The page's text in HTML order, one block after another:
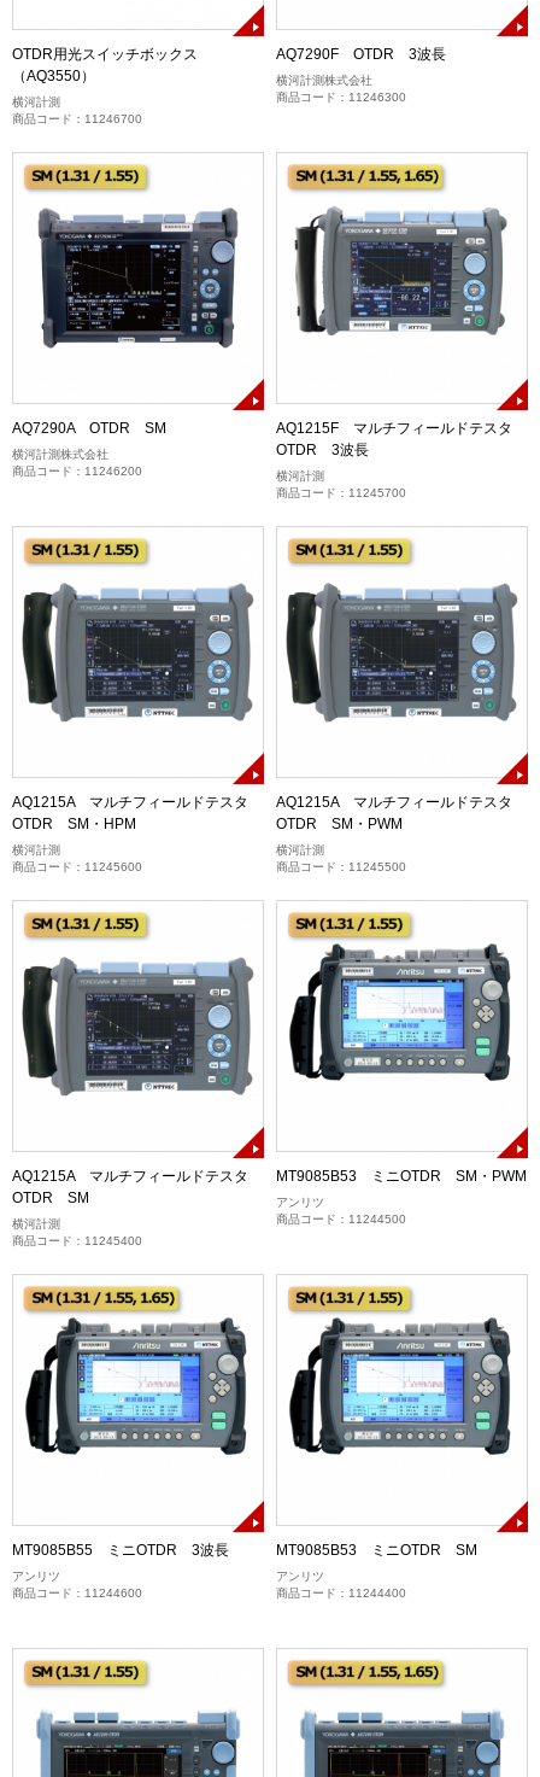
OTDR用光スイッチボックス
（AQ3550）
横河計測
商品コード：11246700
AQ7290F OTDR 3波長
横河計測株式会社
商品コード：11246300
AQ7290A OTDR SM
横河計測株式会社
商品コード：11246200
AQ1215F マルチフィールドテスタ
OTDR 3波長
横河計測
商品コード：11245700
AQ1215A マルチフィールドテスタ
OTDR SM・HPM
横河計測
商品コード：11245600
AQ1215A マルチフィールドテスタ
OTDR SM・PWM
横河計測
商品コード：11245500
AQ1215A マルチフィールドテスタ
OTDR SM
横河計測
商品コード：11245400
MT9085B53 ミニOTDR SM・PWM
アンリツ
商品コード：11244500
MT9085B55 ミニOTDR 3波長
アンリツ
商品コード：11244600
MT9085B53 ミニOTDR SM
アンリツ
商品コード：11244400